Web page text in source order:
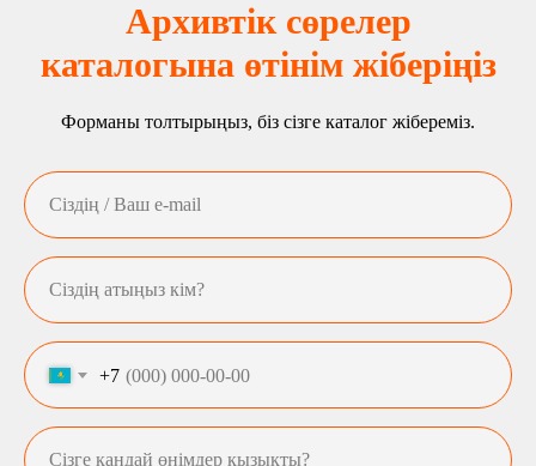
Архивтік сөрелер
каталогына өтінім жіберіңіз
Форманы толтырыңыз, біз сізге каталог жібереміз.
+7